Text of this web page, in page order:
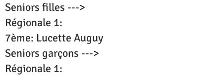
Seniors filles --->
Régionale 1:
7ème: Lucette Auguy
Seniors garçons --->
Régionale 1: